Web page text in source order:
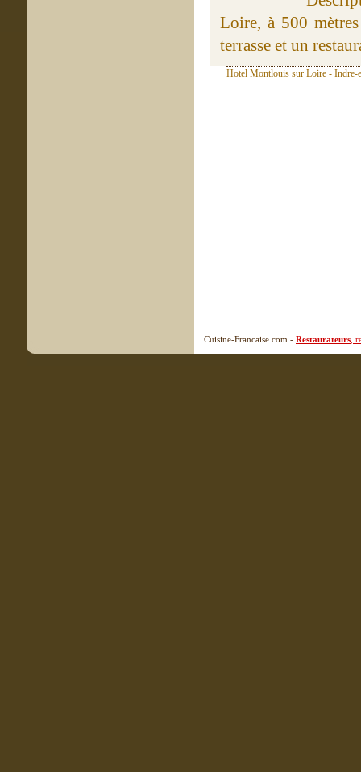
Loire, à 500
terrasse et un
Hotel Montlouis sur Loire - Indre-
Cuisine-Francaise.com - Restaurateurs ,